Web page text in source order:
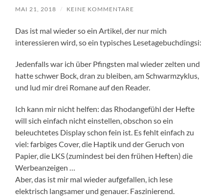
MAI 21, 2018 / KEINE KOMMENTARE
Das ist mal wieder so ein Artikel, der nur mich
interessieren wird, so ein typisches Lesetagebuchdingsi:
Jedenfalls war ich über Pfingsten mal wieder zelten und
hatte schwer Bock, dran zu bleiben, am Schwarmzyklus,
und lud mir drei Romane auf den Reader.
Ich kann mir nicht helfen: das Rhodangefühl der Hefte
will sich einfach nicht einstellen, obschon so ein
beleuchtetes Display schon fein ist. Es fehlt einfach zu
viel: farbiges Cover, die Haptik und der Geruch von
Papier, die LKS (zumindest bei den frühen Heften) die
Werbeanzeigen …
Aber, das ist mir mal wieder aufgefallen, ich lese
elektrisch langsamer und genauer. Faszinierend.